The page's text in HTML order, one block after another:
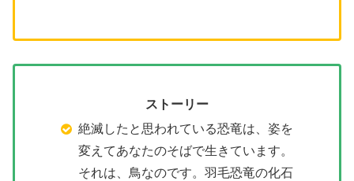
ストーリー
絶滅したと思われている恐竜は、姿を
変えてあなたのそばで生きています。
それは、鳥なのです。羽毛恐竜の化石